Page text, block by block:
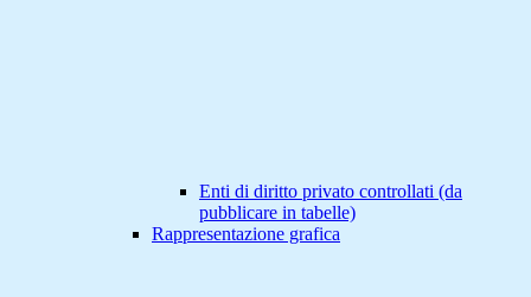
Enti di diritto privato controllati (da
pubblicare in tabelle)
Rappresentazione grafica